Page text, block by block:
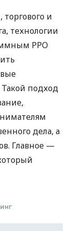
и
технологии
РРО
подход
дела, а
Главное —